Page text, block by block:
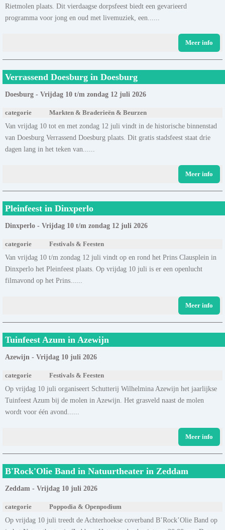
Rietmolen plaats. Dit vierdaagse dorpsfeest biedt een gevarieerd
programma voor jong en oud met livemuziek, een......
Meer info
Verrassend Doesburg in Doesburg
Doesburg - Vrijdag 10 t/m zondag 12 juli 2026
categorie Markten & Braderieën & Beurzen
Van vrijdag 10 tot en met zondag 12 juli vindt in de historische binnenstad
van Doesburg Verrassend Doesburg plaats. Dit gratis stadsfeest staat drie
dagen lang in het teken van......
Meer info
Pleinfeest in Dinxperlo
Dinxperlo - Vrijdag 10 t/m zondag 12 juli 2026
categorie Festivals & Feesten
Van vrijdag 10 t/m zondag 12 juli vindt op en rond het Prins Clausplein in
Dinxperlo het Pleinfeest plaats. Op vrijdag 10 juli is er een openlucht
filmavond op het Prins......
Meer info
Tuinfeest Azum in Azewijn
Azewijn - Vrijdag 10 juli 2026
categorie Festivals & Feesten
Op vrijdag 10 juli organiseert Schutterij Wilhelmina Azewijn het jaarlijkse
Tuinfeest Azum bij de molen in Azewijn. Het grasveld naast de molen
wordt voor één avond......
Meer info
B'Rock'Olie Band in Natuurtheater in Zeddam
Zeddam - Vrijdag 10 juli 2026
categorie Poppodia & Openpodium
Op vrijdag 10 juli treedt de Achterhoekse coverband B’Rock’Olie Band op